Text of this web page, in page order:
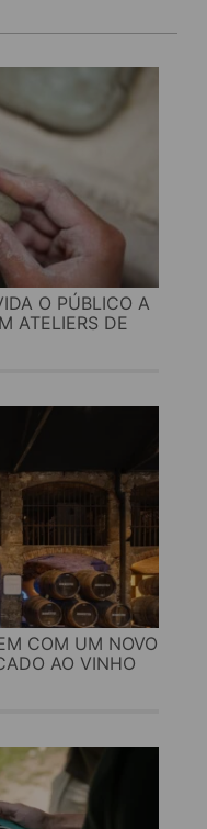
O PÚBLICO A
ATELIERS DE
COM UM NOVO
AO VINHO